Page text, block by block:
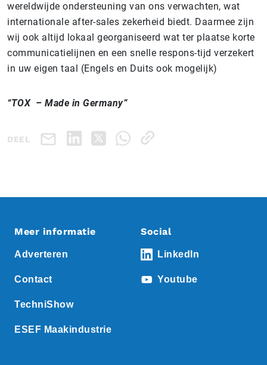
wereldwijde ondersteuning van ons verwachten, wat
internationale after-sales zekerheid biedt. Daarmee zijn
wij ook altijd lokaal georganiseerd wat ter plaatse korte
communicatielijnen en een snelle respons-tijd verzekert
in uw eigen taal (Engels en Duits ook mogelijk)
“TOX – Made in Germany”
DEEL
Meer informatie
Adverteren
Contact
TechniShow
ESEF Maakindustrie
Social
LinkedIn
Youtube